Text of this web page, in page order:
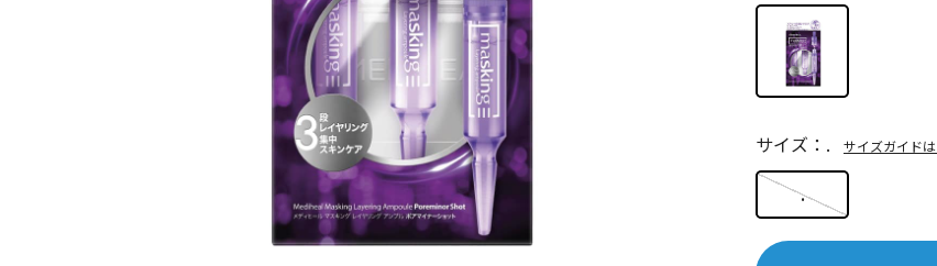
.
サイズ：. サイズガイド